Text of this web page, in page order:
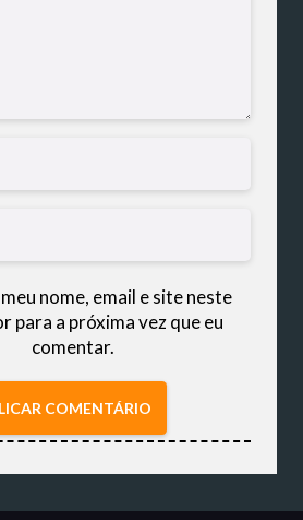
nome, email e site neste
para a próxima vez que eu
comentar.
COMENTÁRIO